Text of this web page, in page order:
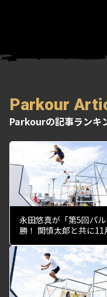
Parkour
Parkourの記事ランキ
永田悠真が「第5回パ
勝！ 関慎太郎と共に11